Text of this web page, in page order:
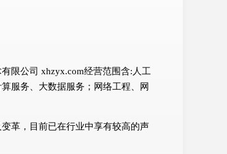
限公司 xhzyx.com经营范围含:人工
服务、大数据服务；网络工程、网
革，目前已在行业中享有较高的声